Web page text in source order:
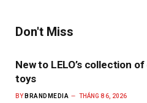
Don't Miss
New to LELO’s collection
toys
BY BRANDMEDIA THÁNG 8 6, 2026